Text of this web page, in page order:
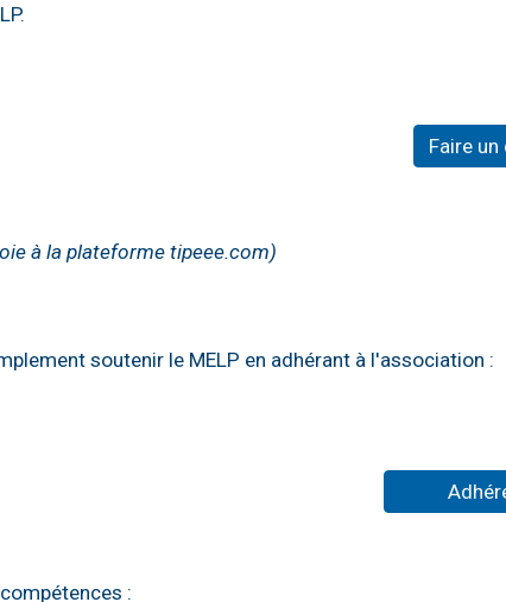
Faire un
à la plateforme tipeee.com)
soutenir le MELP en adhérant à l'association :
: